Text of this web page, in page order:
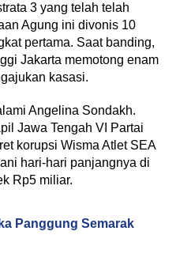
3 yang telah telah
Agung ini divonis 10
pertama. Saat banding,
Jakarta memotong enam
kasasi.
Angelina Sondakh.
Jawa Tengah VI Partai
korupsi Wisma Atlet SEA
hari-hari panjangnya di
Rp5 miliar.
Panggung Semarak